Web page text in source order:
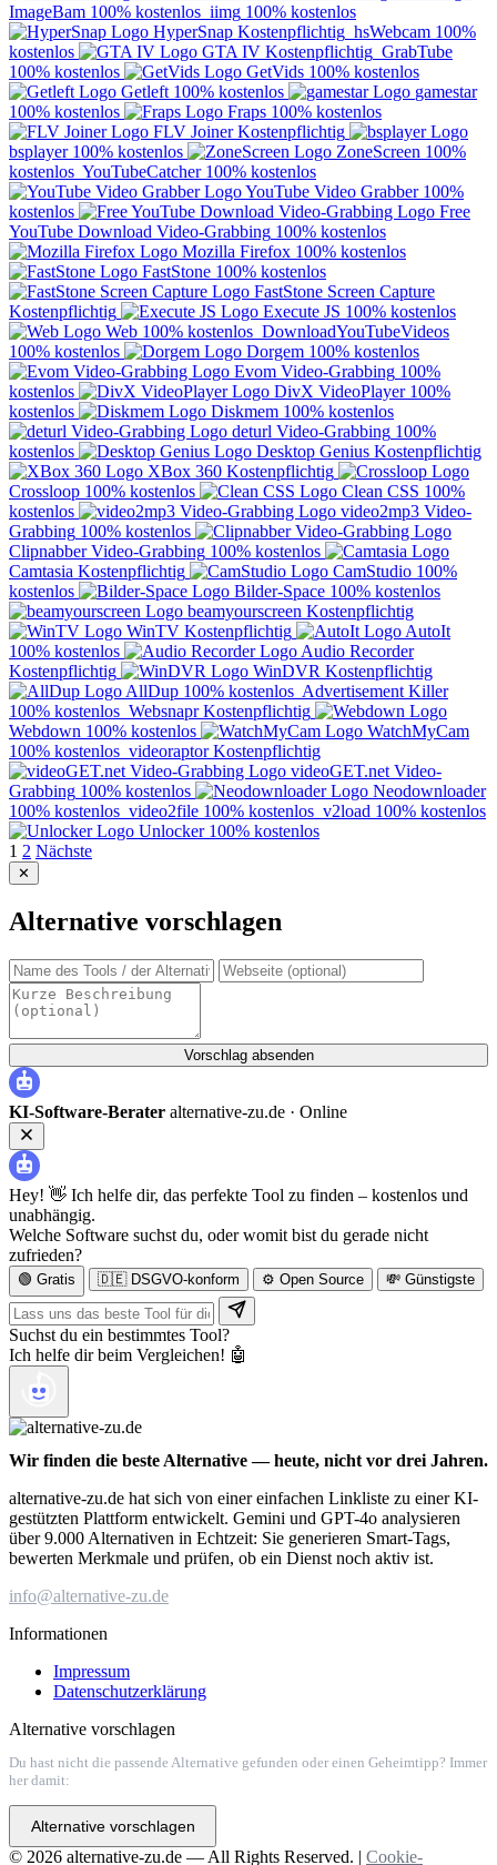
ImageBam 100% kostenlos iimg 100% kostenlos
HyperSnap Kostenpflichtig hsWebcam 100%
kostenlos
GTA IV Kostenpflichtig GrabTube
100% kostenlos
GetVids 100% kostenlos
Getleft 100% kostenlos
gamestar
100% kostenlos
Fraps 100% kostenlos
FLV Joiner Kostenpflichtig
bsplayer 100% kostenlos ZoneScreen 100%
kostenlos YouTubeCatcher 100% kostenlos
YouTube Video Grabber 100%
kostenlos
Free
YouTube Download Video-Grabbing 100% kostenlos
Mozilla Firefox 100% kostenlos
FastStone 100% kostenlos
FastStone Screen Capture
Kostenpflichtig
Execute JS 100% kostenlos
Web 100% kostenlos DownloadYouTubeVideos
100% kostenlos
Dorgem 100% kostenlos
Evom Video-Grabbing 100%
kostenlos
DivX VideoPlayer 100%
kostenlos
Diskmem 100% kostenlos
deturl Video-Grabbing 100%
kostenlos
Desktop Genius Kostenpflichtig
XBox 360 Kostenpflichtig
Crossloop 100% kostenlos Clean CSS 100%
kostenlos
video2mp3 Video-
Grabbing 100% kostenlos
Clipnabber Video-Grabbing 100% kostenlos
Camtasia Kostenpflichtig CamStudio 100%
kostenlos
Bilder-Space 100% kostenlos
beamyourscreen Kostenpflichtig
WinTV Kostenpflichtig
AutoIt
100% kostenlos
Audio Recorder
Kostenpflichtig
WinDVR Kostenpflichtig
AllDup 100% kostenlos Advertisement Killer
100% kostenlos Websnapr Kostenpflichtig
Webdown 100% kostenlos
WatchMyCam
100% kostenlos videoraptor Kostenpflichtig
videoGET.net Video-
Grabbing 100% kostenlos
Neodownloader
100% kostenlos video2file 100% kostenlos v2load 100% kostenlos
Unlocker 100% kostenlos
Seitennummerierung
der
Beiträge
1 2 Nächste
✕
Alternative vorschlagen
Vorschlag absenden
KI-Software-Berater alternative-zu.de · Online
Hey! 👋 Ich helfe dir, das perfekte Tool zu finden – kostenlos und
unabhängig.
Welche Software suchst du, oder womit bist du gerade nicht
zufrieden?
🟢 Gratis 🇩🇪 DSGVO-konform ⚙️ Open Source 💸 Günstigste
Suchst du ein bestimmtes Tool?
Ich helfe dir beim Vergleichen! 🤖
Wir finden die beste Alternative — heute, nicht vor drei Jahren.
alternative-zu.de hat sich von einer einfachen Linkliste zu einer KI-
gestützten Plattform entwickelt. Gemini und GPT-4o analysieren
über 9.000 Alternativen in Echtzeit: Sie generieren Smart-Tags,
bewerten Merkmale und prüfen, ob ein Dienst noch aktiv ist.
info@alternative-zu.de
Informationen
Impressum
Datenschutzerklärung
Alternative vorschlagen
Du hast nicht die passende Alternative gefunden oder einen Geheimtipp? Immer
her damit:
Alternative vorschlagen
© 2026 alternative-zu.de — All Rights Reserved. | Cookie-